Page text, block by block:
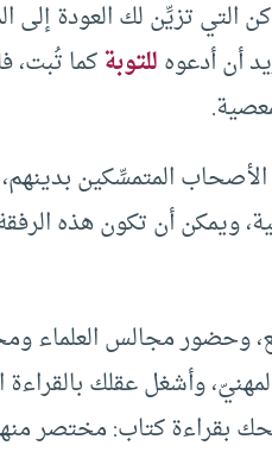
التي تزيِّن لك العودة
أن أدعوهللتوبةكما تُبت،
الأصحاب المتمسِّكين
ويمكن أن تكون هذه
وحضور مجالس العلماء
وأشغل عقلك
بقراءة كتاب: مختصر